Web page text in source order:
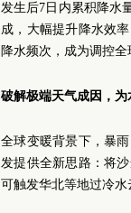
发生后7日内累积降水
成，大幅提升降水效
降水频次，成为调控全
破解极端天气成因，
全球变暖背景下，暴
发提供全新思路：将
可触发华北等地过冷水